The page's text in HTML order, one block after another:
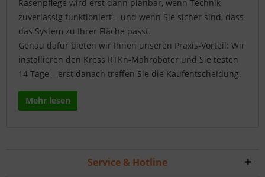
Rasenpflege wird erst dann planbar, wenn Technik
zuverlässig funktioniert – und wenn Sie sicher sind, dass
das System zu Ihrer Fläche passt.
Genau dafür bieten wir Ihnen unseren Praxis-Vorteil: Wir
installieren den Kress RTKn-Mähroboter und Sie testen
14 Tage – erst danach treffen Sie die Kaufentscheidung.
Mehr lesen
Service & Hotline